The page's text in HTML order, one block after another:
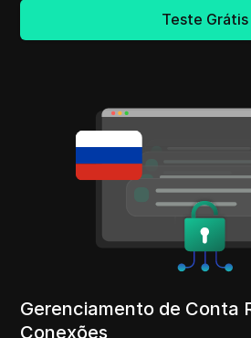
Teste Grátis
Gerenciamento de Conta
Conexões